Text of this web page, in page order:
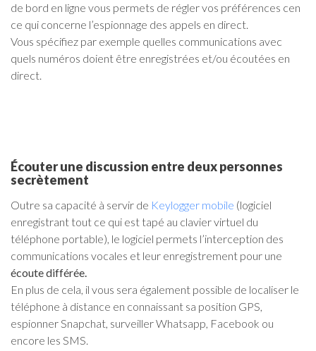
de bord en ligne vous permets de régler vos préférences cen
ce qui concerne l’espionnage des appels en direct.
Vous spécifiez par exemple quelles communications avec
quels numéros doient être enregistrées et/ou écoutées en
direct.
Écouter une discussion entre deux personnes
secrètement
Outre sa capacité à servir de Keylogger mobile (logiciel
enregistrant tout ce qui est tapé au clavier virtuel du
téléphone portable), le logiciel permets l’interception des
communications vocales et leur enregistrement pour une
écoute différée.
En plus de cela, il vous sera également possible de localiser le
téléphone à distance en connaissant sa position GPS,
espionner Snapchat, surveiller Whatsapp, Facebook ou
encore les SMS.